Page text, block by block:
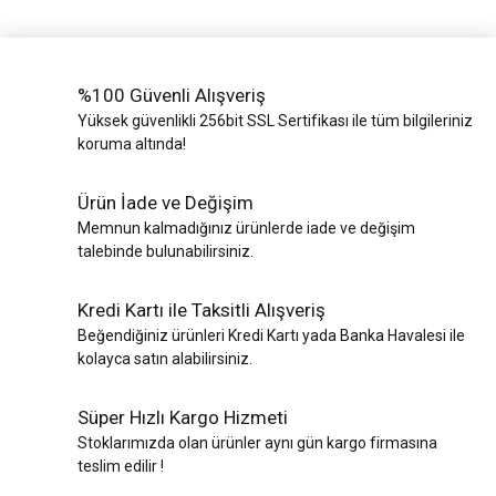
%100 Güvenli Alışveriş
Yüksek güvenlikli 256bit SSL Sertifikası ile tüm bilgileriniz
koruma altında!
Ürün İade ve Değişim
Memnun kalmadığınız ürünlerde iade ve değişim
talebinde bulunabilirsiniz.
Kredi Kartı ile Taksitli Alışveriş
Beğendiğiniz ürünleri Kredi Kartı yada Banka Havalesi ile
kolayca satın alabilirsiniz.
Süper Hızlı Kargo Hizmeti
Stoklarımızda olan ürünler aynı gün kargo firmasına
teslim edilir !